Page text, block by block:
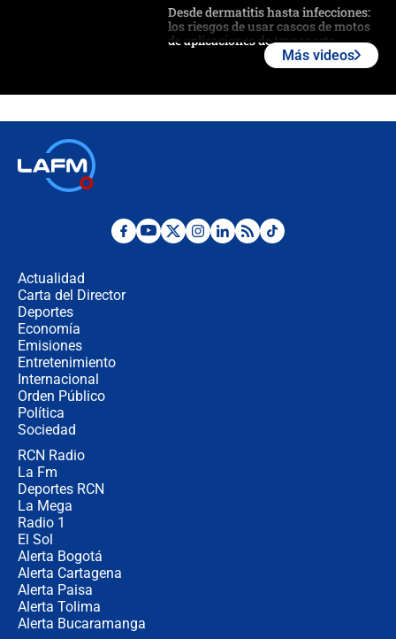
Desde dermatitis hasta infecciones:
los riesgos de usar cascos de motos
de aplicaciones de transporte
Posesión de Abelardo De La Espriella
Más videos
Actualidad
Carta del Director
Deportes
Economía
Emisiones
Entretenimiento
Internacional
Orden Público
Política
Sociedad
RCN Radio
La Fm
Deportes RCN
La Mega
Radio 1
El Sol
Alerta Bogotá
Alerta Cartagena
Alerta Paisa
Alerta Tolima
Alerta Bucaramanga